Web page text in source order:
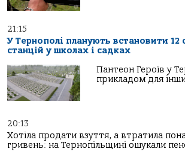
21:15
У Тернополі планують встановити 12
станцій у школах і садках
Пантеон Героїв у
прикладом для
20:13
Хотіла продати взуття, а втратила
гривень: на Тернопільщині ошукали